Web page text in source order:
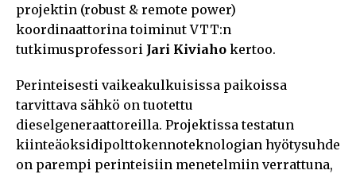
projektin (robust & remote power)
koordinaattorina toiminut VTT:n
tutkimusprofessori Jari Kiviaho kertoo.
Perinteisesti vaikeakulkuisissa paikoissa
tarvittava sähkö on tuotettu
dieselgeneraattoreilla. Projektissa testatun
kiinteäoksidipolttokennoteknologian hyötysuhde
on parempi perinteisiin menetelmiin verrattuna,